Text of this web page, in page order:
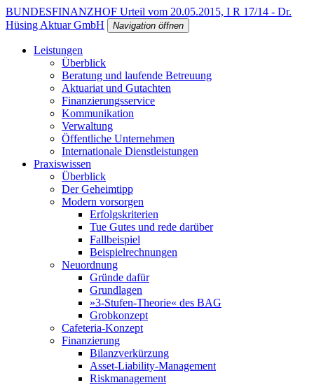
BUNDESFINANZHOF Urteil vom 20.05.2015, I R 17/14 - Dr.
Hüsing Aktuar GmbH
Navigation öffnen
Leistungen
Überblick
Beratung und laufende Betreuung
Aktuariat und Gutachten
Finanzierungsservice
Kommunikation
Verwaltung
Öffentliche Unternehmen
Internationale Dienstleistungen
Praxiswissen
Überblick
Der Geheimtipp
Modern vorsorgen
Erfolgskriterien
Tue Gutes und rede darüber
Fallbeispiel
Beispielrechnungen
Neuordnung
Gründe dafür
Grundlagen
»3-Stufen-Theorie« des BAG
Grobkonzept
Cafeteria-Konzept
Finanzierung
Bilanzverkürzung
Asset-Liability-Management
Riskmanagement